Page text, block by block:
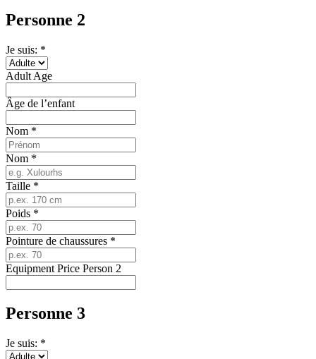
Personne 2
Je suis: *
Adult Age
Âge de l’enfant
Nom *
Nom *
Taille *
Poids *
Pointure de chaussures *
Equipment Price Person 2
Personne 3
Je suis: *